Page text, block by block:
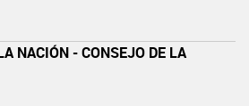
NACIÓN - CONSEJO DE LA